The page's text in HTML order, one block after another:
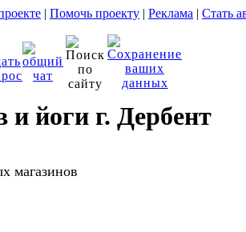
| Помочь проекту | Реклама | Стать
йоги г. Дербент
магазинов